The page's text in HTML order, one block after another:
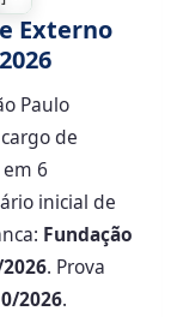
Externo
Paulo
de
em 6
inicial de
Fundação
. Prova
2026.